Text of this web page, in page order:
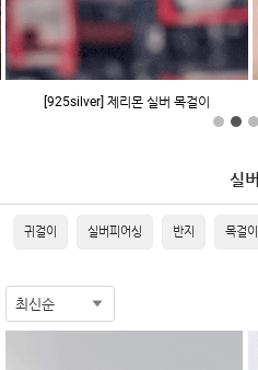
[925silver] 제리몬 실버 목걸이
실버
귀걸이 실버피어싱 반지 목걸이